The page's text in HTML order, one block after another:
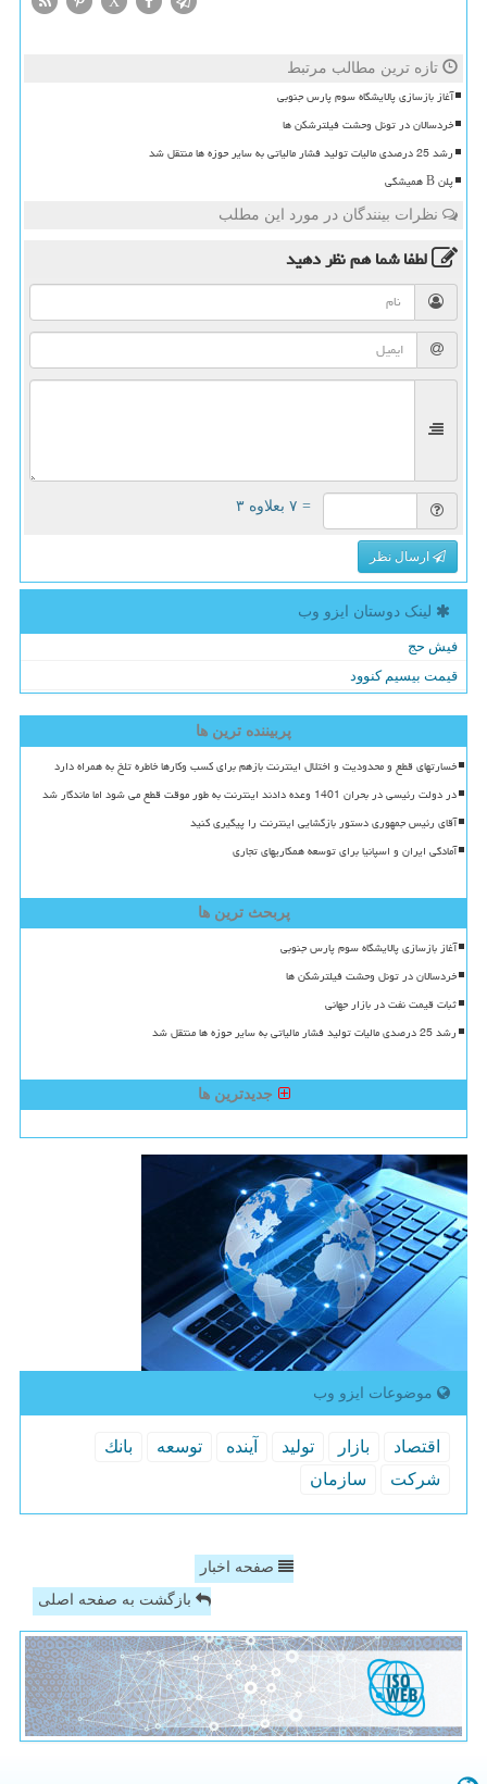
تازه ترین مطالب مرتبط
آغاز بازسازی پالایشگاه سوم پارس جنوبی
خردسالان در تونل وحشت فیلترشکن ها
رشد 25 درصدی مالیات تولید فشار مالیاتی به سایر حوزه ها منتقل شد
پلن B همیشگی
نظرات بینندگان در مورد این مطلب
لطفا شما همنظر دهید
= ۷ بعلاوه ۳
ارسال نظر
لینک دوستان ایزو وب
فیش حج
قیمت بیسیم کنوود
پربیننده ترین ها
خسارتهای قطع و محدودیت و اختلال اینترنت بازهم برای کسب وکارها خاطره تلخ به همراه دارد
در دولت رئیسی در بحران 1401 وعده دادند اینترنت به طور موقت قطع می شود اما ماندگار شد
آقای رئیس جمهوری دستور بازگشایی اینترنت را پیگیری کنید
آمادگی ایران و اسپانیا برای توسعه همکاریهای تجاری
پربحث ترین ها
آغاز بازسازی پالایشگاه سوم پارس جنوبی
خردسالان در تونل وحشت فیلترشکن ها
ثبات قیمت نفت در بازار جهانی
رشد 25 درصدی مالیات تولید فشار مالیاتی به سایر حوزه ها منتقل شد
جدیدترین ها
موضوعات ایزو وب
اقتصاد بازار تولید آینده توسعه
بانك
شركت
سازمان
صفحه اخبار
بازگشت به صفحه اصلی